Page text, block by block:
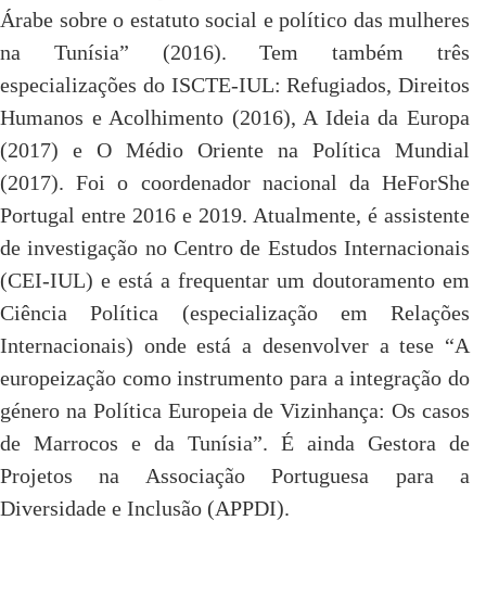
Árabe sobre o estatuto social e político das mulheres
na Tunísia” (2016). Tem também três
especializações do ISCTE-IUL: Refugiados, Direitos
Humanos e Acolhimento (2016), A Ideia da Europa
(2017) e O Médio Oriente na Política Mundial
(2017). Foi o coordenador nacional da HeForShe
Portugal entre 2016 e 2019. Atualmente, é assistente
de investigação no Centro de Estudos Internacionais
(CEI-IUL) e está a frequentar um doutoramento em
Ciência Política (especialização em Relações
Internacionais) onde está a desenvolver a tese “A
europeização como instrumento para a integração do
género na Política Europeia de Vizinhança: Os casos
de Marrocos e da Tunísia”. É ainda Gestora de
Projetos na Associação Portuguesa para a
Diversidade e Inclusão (APPDI).